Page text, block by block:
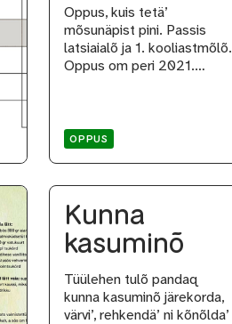
Oppus, kuis tetä’
mõsunäpist pini. Passis
latsiaialõ ja 1. kooliastmõlõ.
Oppus om peri 2021.…
OPPUS
Kunna
kasuminõ
Tüülehen tulõ pandaq
kunna kasuminõ järekorda,
värvi’, rehkendä’ ni kõnõlda’